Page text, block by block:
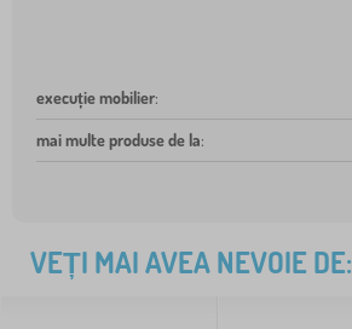
execuție mobilier:
mai multe produse de la:
VEȚI MAI AVEA NEVOIE DE: